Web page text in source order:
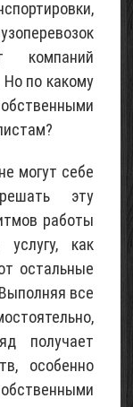
компаний
по какому
могут себе
эту
работы
как
остальные
все
получает
особенно